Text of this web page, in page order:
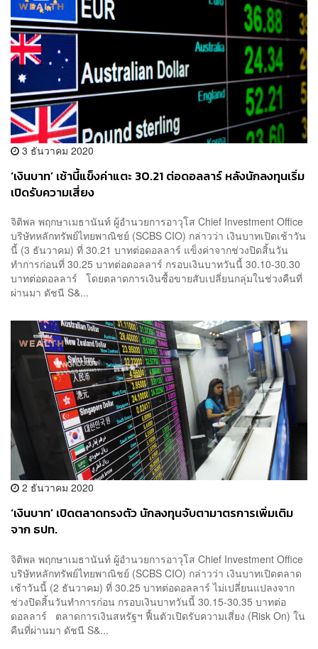
3 ธันวาคม 2020
‘เงินบาท’ เช้านี้แข็งค่าแตะ 30.21 ต่อดอลลาร์ หลังนักลงทุนเริ่ม
เปิดรับความเสี่ยง
จิติพล พฤกษาเมธานันท์ ผู้อำนวยการอาวุโส Chief Investment Office
บริษัทหลักทรัพย์ไทยพาณิชย์ (SCBS CIO) กล่าวว่า เงินบาทเปิดเช้าวัน
นี้ (3 ธันวาคม) ที่ 30.21 บาทต่อดอลลาร์ แข็งค่าจากช่วงปิดสิ้นวัน
ทำการก่อนที่ 30.25 บาทต่อดอลลาร์ กรอบเงินบาทวันนี้ 30.10-30.30
บาทต่อดอลลาร์ โดยตลาดการเงินซื้อขายสับเปลี่ยนกลุ่มในช่วงคืนที่
ผ่านมา ดัชนี S&...
2 ธันวาคม 2020
‘เงินบาท’ เปิดตลาดทรงตัว นักลงทุนจับตามาตรการเพิ่มเติม
จาก ธปท.
จิติพล พฤกษาเมธานันท์ ผู้อำนวยการอาวุโส Chief Investment Office
บริษัทหลักทรัพย์ไทยพาณิชย์ (SCBS CIO) กล่าวว่า เงินบาทเปิดตลาด
เช้าวันนี้ (2 ธันวาคม) ที่ 30.25 บาทต่อดอลลาร์ ไม่เปลี่ยนแปลงจาก
ช่วงปิดสิ้นวันทำการก่อน กรอบเงินบาทวันนี้ 30.15-30.35 บาทต่อ
ดอลลาร์ ตลาดการเงินสหรัฐฯ ฟื้นตัวเปิดรับความเสี่ยง (Risk On) ใน
คืนที่ผ่านมา ดัชนี S&...